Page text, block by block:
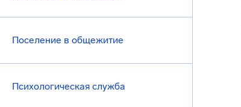
Поселение в общежитие
Психологическая служба